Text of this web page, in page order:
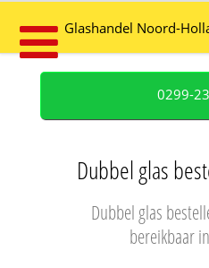
Glashandel Noord-
0299-
Dubbel glas
Dubbel glas
bereikbaar